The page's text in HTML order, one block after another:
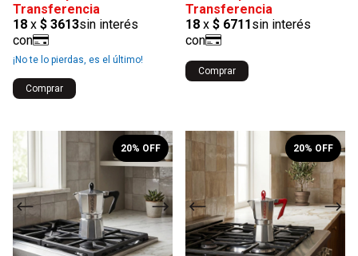
¡No te lo pierdas, es el último!
Comprar
Comprar
1/3
20% OFF 1/4
20% OFF